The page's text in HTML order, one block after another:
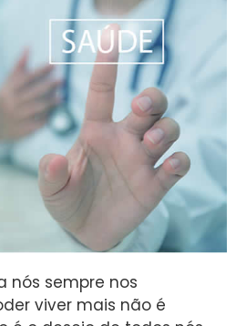
nós sempre nos
viver mais não é